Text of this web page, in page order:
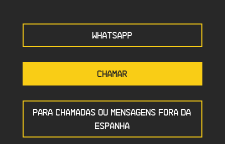
WHATSAPP
CHAMAR
PARA CHAMADAS OU MENSAGENS FORA DA
ESPANHA